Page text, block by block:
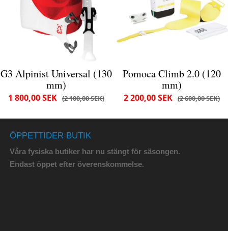
G3 Alpinist Universal (130
mm)
2 100,00 SEK
1 800,00 SEK
Pomoca Climb 2.0 (120
mm)
2 600,00 SEK
2 200,00 SEK
ÖPPETTIDER BUTIK
Våra fysiska butiker har nu stängt för säsongen.
Endast öppet efter överenskommelse.